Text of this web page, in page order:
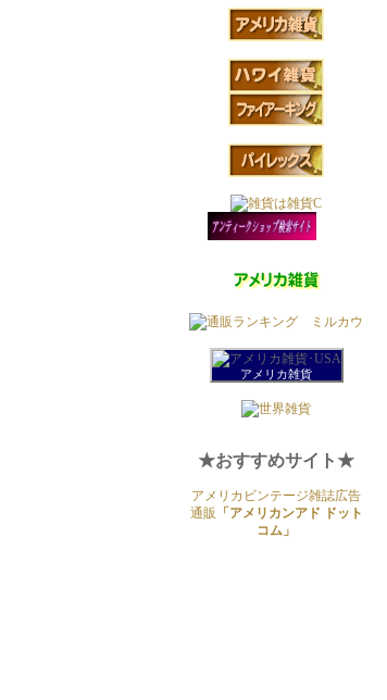
アメリカ雑貨
★おすすめサイト★
アメリカビンテージ雑誌広告
通販
「アメリカンアド ドット
コム」